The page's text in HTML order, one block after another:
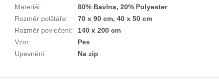
Materiál:
80% Bavlna, 20% Polyester
Rozměr polštáře:
70 x 90 cm, 40 x 50 cm
Rozměr povlečení:
140 x 200 cm
Vzor:
Pes
Upevnění: Na zip